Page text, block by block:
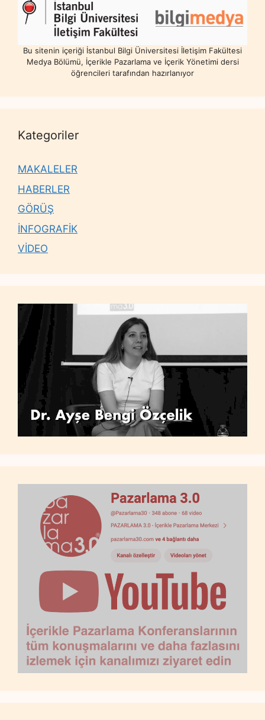
Bu sitenin içeriği İstanbul Bilgi Üniversitesi İletişim Fakültesi
Medya Bölümü, İçerikle Pazarlama ve İçerik Yönetimi dersi
öğrencileri tarafından hazırlanıyor
Kategoriler
MAKALELER
HABERLER
GÖRÜŞ
İNFOGRAFİK
VİDEO